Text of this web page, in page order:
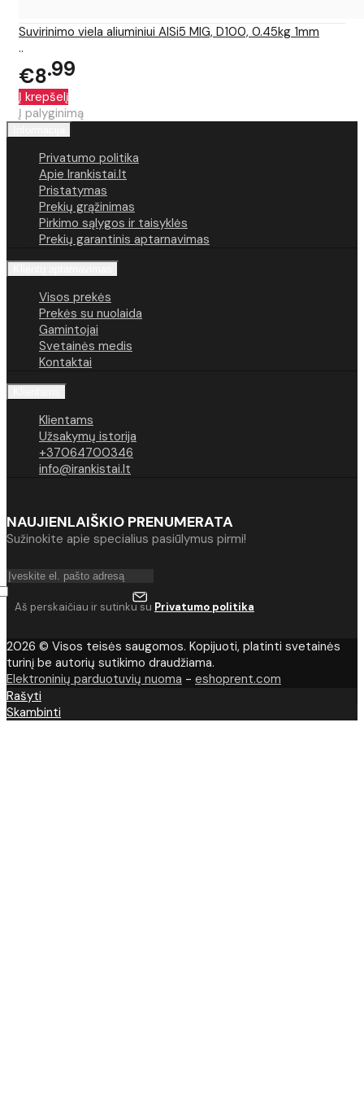
Suvirinimo viela aliuminiui AlSi5 MIG, D100, 0.45kg 1mm
..
€8 99
Į krepšelį
Į palyginimą
Privatumo politika
Apie Irankistai.lt
Pristatymas
Prekių grąžinimas
Pirkimo sąlygos ir taisyklės
Prekių garantinis aptarnavimas
Visos prekės
Prekės su nuolaida
Gamintojai
Svetainės medis
Kontaktai
Klientams
Užsakymų istorija
+37064700346
info@irankistai.lt
NAUJIENLAIŠKIO PRENUMERATA
Sužinokite apie specialius pasiūlymus pirmi!
Aš perskaičiau ir sutinku su Privatumo politika
2026 © Visos teisės saugomos. Kopijuoti, platinti svetainės
turinį be autorių sutikimo draudžiama.
Elektroninių parduotuvių nuoma - eshoprent.com
Rašyti
Skambinti